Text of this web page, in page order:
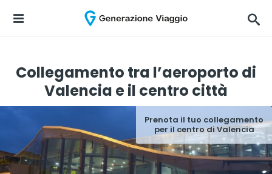
Collegamento tra l’aeroporto di
Valencia e il centro città
Prenota il tuo collegamento
per il centro di Valencia